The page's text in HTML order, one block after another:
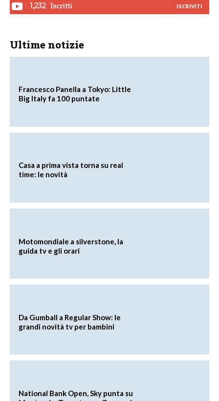
1,232 Iscritti ISCRIVITI
Ultime notizie
Francesco Panella a Tokyo: Little
Big Italy fa 100 puntate
Casa a prima vista torna su real
time: le novità
Motomondiale a silverstone, la
guida tv e gli orari
Da Gumball a Regular Show: le
grandi novità tv per bambini
National Bank Open, Sky punta su